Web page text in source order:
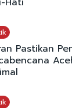
Pastikan